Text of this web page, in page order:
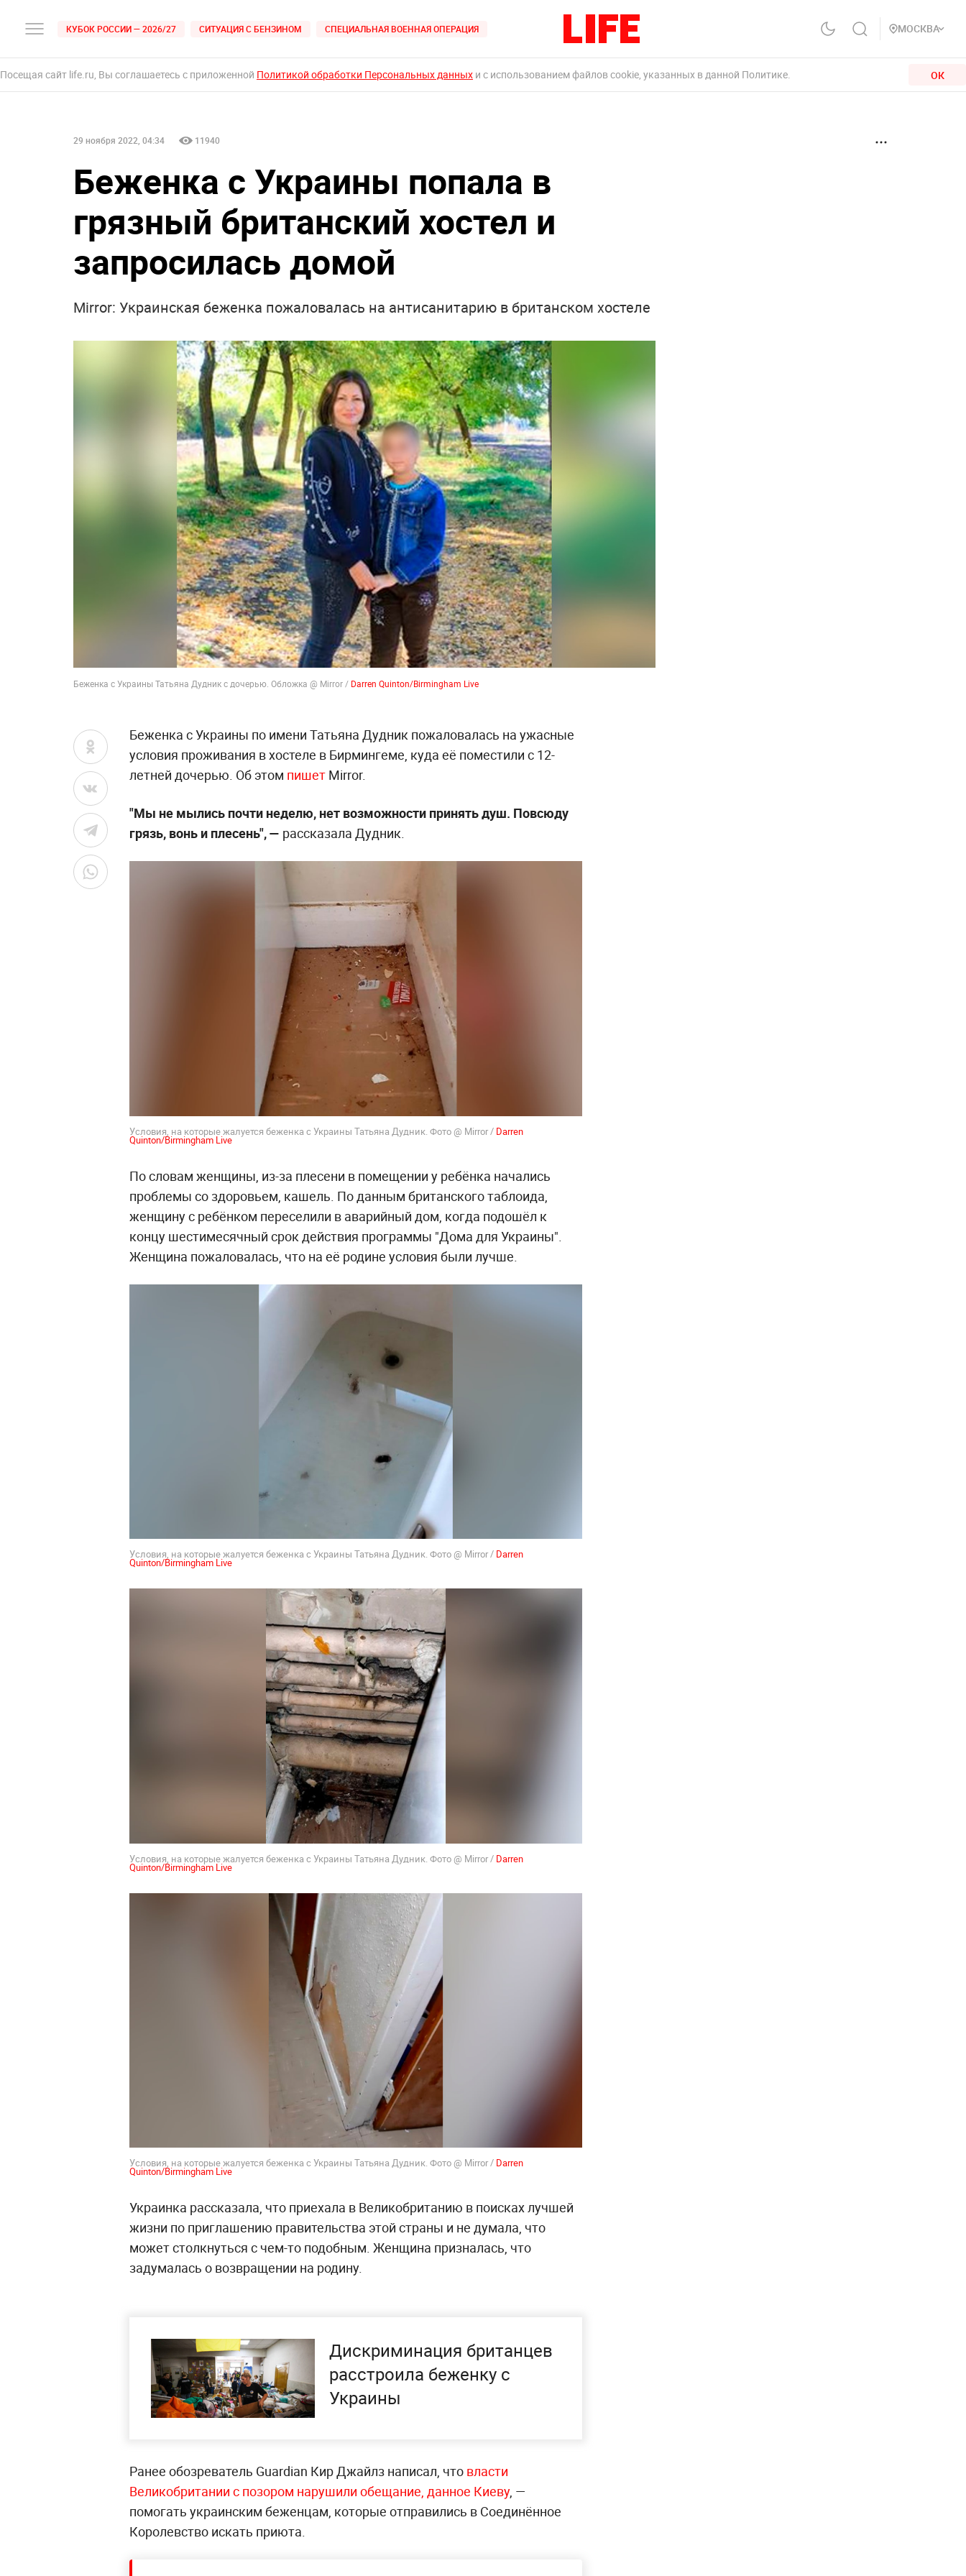
КУБОК РОССИИ — 2026/27 СИТУАЦИЯ С БЕНЗИНОМ СПЕЦИАЛЬНАЯ ВОЕННАЯ ОПЕРАЦИЯ МОСКВА
Посещая сайт life.ru, Вы соглашаетесь с приложенной Политикой обработки Персональных данных и с использованием файлов cookie, указанных в данной Политике. ОК
29 ноября 2022, 04:34 11940
Беженка с Украины попала в
грязный британский хостел и
запросилась домой
Mirror: Украинская беженка пожаловалась на антисанитарию в британском хостеле
Беженка с Украины Татьяна Дудник с дочерью. Обложка @ Mirror / Darren Quinton/Birmingham Live
Беженка с Украины по имени Татьяна Дудник пожаловалась на ужасные
условия проживания в хостеле в Бирмингеме, куда её поместили с 12-
летней дочерью. Об этом пишет Mirror.
"Мы не мылись почти неделю, нет возможности принять душ. Повсюду
грязь, вонь и плесень", — рассказала Дудник.
Условия, на которые жалуется беженка с Украины Татьяна Дудник. Фото @ Mirror / Darren
Quinton/Birmingham Live
По словам женщины, из-за плесени в помещении у ребёнка начались
проблемы со здоровьем, кашель. По данным британского таблоида,
женщину с ребёнком переселили в аварийный дом, когда подошёл к
концу шестимесячный срок действия программы "Дома для Украины".
Женщина пожаловалась, что на её родине условия были лучше.
Условия, на которые жалуется беженка с Украины Татьяна Дудник. Фото @ Mirror / Darren
Quinton/Birmingham Live
Условия, на которые жалуется беженка с Украины Татьяна Дудник. Фото @ Mirror / Darren
Quinton/Birmingham Live
Условия, на которые жалуется беженка с Украины Татьяна Дудник. Фото @ Mirror / Darren
Quinton/Birmingham Live
Украинка рассказала, что приехала в Великобританию в поисках лучшей
жизни по приглашению правительства этой страны и не думала, что
может столкнуться с чем-то подобным. Женщина призналась, что
задумалась о возвращении на родину.
Дискриминация британцев
расстроила беженку с
Украины
Ранее обозреватель Guardian Кир Джайлз написал, что власти
Великобритании с позором нарушили обещание, данное Киеву, —
помогать украинским беженцам, которые отправились в Соединённое
Королевство искать приюта.